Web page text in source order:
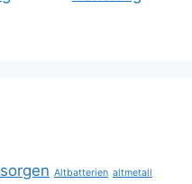
Altbatterien altmetall